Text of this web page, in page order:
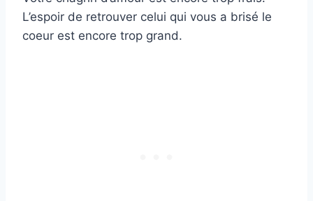
L’espoir de retrouver celui qui vous a brisé le
coeur est encore trop grand.